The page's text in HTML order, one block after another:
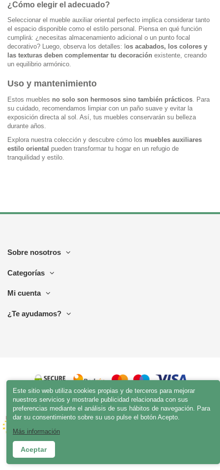
¿Cómo elegir el adecuado?
Seleccionar el mueble auxiliar oriental perfecto implica considerar tanto
el espacio disponible como el estilo personal. Piensa en qué función
cumplirá: ¿necesitas almacenamiento adicional o un punto focal
decorativo? Luego, observa los detalles: l os acabados, los colores y
las texturas deben complementar tu decoración existente, creando
un equilibrio armónico.
Uso y mantenimiento
Estos muebles no solo son hermosos sino también prácticos . Para
su cuidado, recomendamos limpiar con un paño suave y evitar la
exposición directa al sol. Así, tus muebles conservarán su belleza
durante años.
Explora nuestra colección y descubre cómo los muebles auxiliares
estilo oriental pueden transformar tu hogar en un refugio de
tranquilidad y estilo.
Sobre nosotros
Categorías
Mi cuenta
¿Te ayudamos?
Este sitio web utiliza cookies propias y de terceros para mejorar
nuestros servicios y mostrarle publicidad relacionada con sus
preferencias mediante el análisis de sus hábitos de navegación. Para
dar su consentimiento sobre su uso pulse el botón Acepto.
Más información
Aceptar